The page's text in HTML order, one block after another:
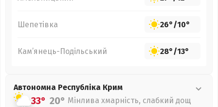
Шепетівка 26°/10°
Кам’янець-Подільський 28°/13°
Автономна Республіка Крим
33° 20° Мінлива хмарність, слабкий дощ